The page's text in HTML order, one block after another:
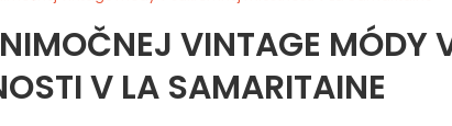
VINTAGE MÓDY
V LA SAMARITAINE